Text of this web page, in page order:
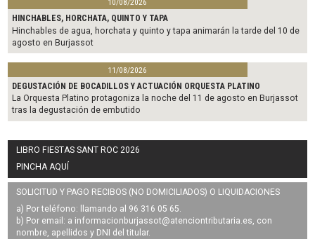
HINCHABLES, HORCHATA, QUINTO Y TAPA
Hinchables de agua, horchata y quinto y tapa animarán la tarde del 10 de
agosto en Burjassot
11/08/2026
DEGUSTACIÓN DE BOCADILLOS Y ACTUACIÓN ORQUESTA PLATINO
La Orquesta Platino protagoniza la noche del 11 de agosto en Burjassot
tras la degustación de embutido
LIBRO FIESTAS SANT ROC 2026
PINCHA AQUÍ
SOLICITUD Y PAGO RECIBOS (NO DOMICILIADOS) O LIQUIDACIONES
a) Por teléfono: llamando al 96 316 05 65.
b) Por email: a informacionburjassot@atenciontributaria.es, con
nombre, apellidos y DNI del titular.